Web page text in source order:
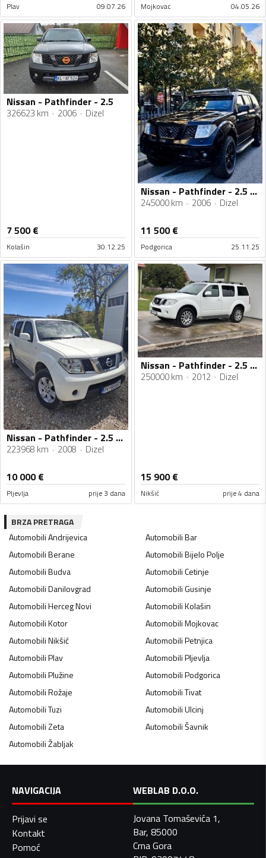
Plav 09.07.26 Mojkovac 04.05.26
Nissan - Pathfinder - 2.5
326623 km 2006 Dizel
7 500€
Kolašin 30.12.25
Nissan - Pathfinder - 2.5 126kw
245000 km 2006 Dizel
11 500€
Podgorica 25.11.25
Nissan - Pathfinder - 2.5 dci
223968 km 2008 Dizel
10 000€
Pljevlja prije 3 dana
Nissan - Pathfinder - 2.5 DCI
250000 km 2012 Dizel
15 900€
Nikšić prije 4 dana
BRZA PRETRAGA
AutomobiliAndrijevica AutomobiliBar
AutomobiliBerane AutomobiliBijelo Polje
AutomobiliBudva AutomobiliCetinje
AutomobiliDanilovgrad AutomobiliGusinje
AutomobiliHerceg Novi AutomobiliKolašin
AutomobiliKotor AutomobiliMojkovac
AutomobiliNikšić AutomobiliPetnjica
AutomobiliPlav AutomobiliPljevlja
AutomobiliPlužine AutomobiliPodgorica
AutomobiliRožaje AutomobiliTivat
AutomobiliTuzi AutomobiliUlcinj
AutomobiliZeta AutomobiliŠavnik
AutomobiliŽabljak
NAVIGACIJA
Prijavi se
Kontakt
Pomoć
WEBLAB D.O.O.
Jovana Tomaševića 1,
Bar, 85000
Crna Gora